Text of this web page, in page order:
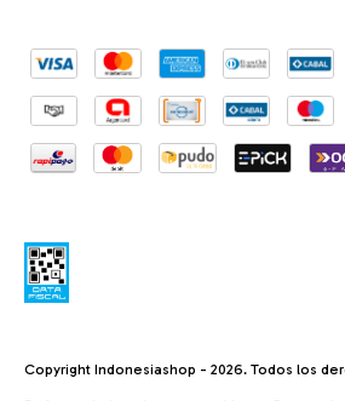
Copyright Indonesiashop - 2026. Todos los